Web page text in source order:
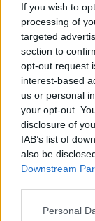
If you wish to
processing of
targeted
section to
opt-out request
interest-based
us or personal
your opt-out.
disclosure of
IAB’s list of
also be
Downstream
Please note
Personal
elhelyezését
másod- és 1
elegendőek,
még 2 000
létszámú
és az
alacsonyak a
A különböző
esetében és